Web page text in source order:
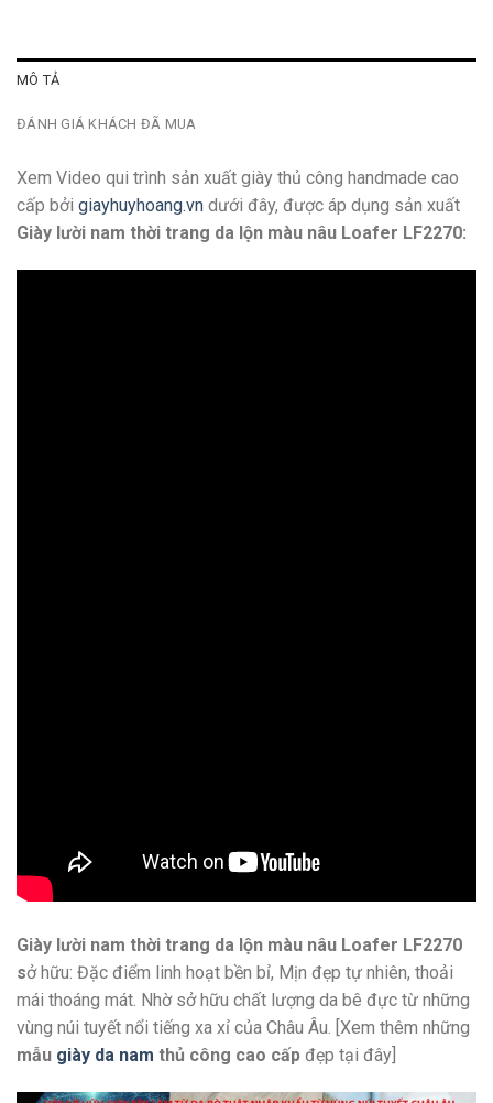
MÔ TẢ
ĐÁNH GIÁ KHÁCH ĐÃ MUA
Xem Video qui trình sản xuất giày thủ công handmade cao
cấp bởi giayhuyhoang.vn dưới đây, được áp dụng sản xuất
Giày lười nam thời trang da lộn màu nâu Loafer LF2270:
Giày lười nam thời trang da lộn màu nâu Loafer LF2270
sở hữu: Đặc điểm linh hoạt bền bỉ, Mịn đẹp tự nhiên, thoải
mái thoáng mát. Nhờ sở hữu chất lượng da bê đực từ những
vùng núi tuyết nổi tiếng xa xỉ của Châu Âu. [Xem thêm những
mẫu giày da nam thủ công cao cấp đẹp tại đây]